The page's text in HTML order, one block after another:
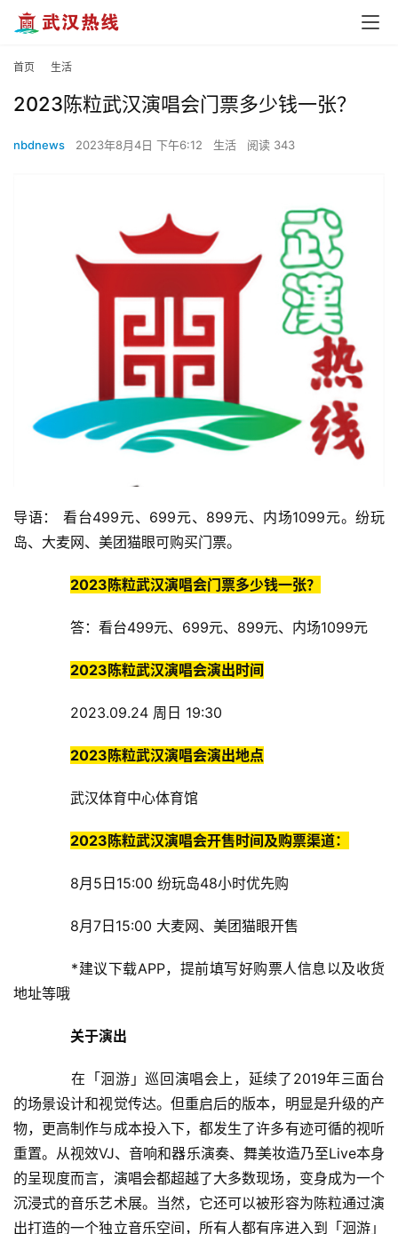
首页 生活
2023陈粒武汉演唱会门票多少钱一张？
nbdnews 2023年8月4日 下午6:12 生活 阅读 343
导语： ​看台499元、699元、899元、内场1099元。纷玩
岛、大麦网、美团猫眼可购买门票。
2023陈粒武汉演唱会门票多少钱一张？
答：看台499元、699元、899元、内场1099元
2023陈粒武汉演唱会演出时间
2023.09.24 周日 19:30
2023陈粒武汉演唱会演出地点
武汉体育中心体育馆
2023陈粒武汉演唱会开售时间及购票渠道：
8月5日15:00 纷玩岛48小时优先购
8月7日15:00 大麦网、美团猫眼开售
*建议下载APP，提前填写好购票人信息以及收货
地址等哦
关于演出
在「洄游」巡回演唱会上，延续了2019年三面台
的场景设计和视觉传达。但重启后的版本，明显是升级的产
物，更高制作与成本投入下，都发生了许多有迹可循的视听
重置。从视效VJ、音响和器乐演奏、舞美妆造乃至Live本身
的呈现度而言，演唱会都超越了大多数现场，变身成为一个
沉浸式的音乐艺术展。当然，它还可以被形容为陈粒通过演
出打造的一个独立音乐空间，所有人都有序进入到「洄游」